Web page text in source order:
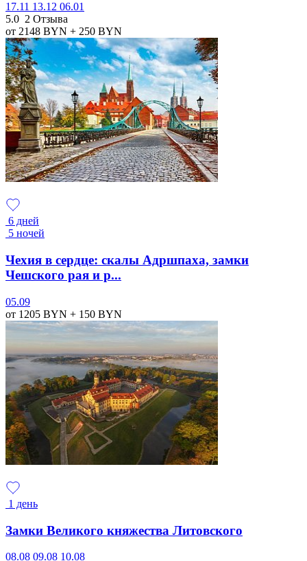
17.11 13.12 06.01
5.0 2 Отзыва
от 2148 BYN + 250 BYN
6 дней
5 ночей
Чехия в сердце: скалы Адршпаха, замки
Чешского рая и р...
05.09
от 1205 BYN + 150 BYN
1 день
Замки Великого княжества Литовского
08.08 09.08 10.08